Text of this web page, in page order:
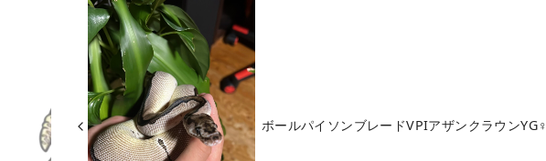
ボールパイソンブレードVPIアザンクラウンYG♀